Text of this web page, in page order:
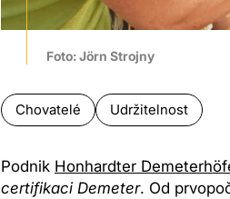
Foto: Jörn Strojny
Chovatelé Udržitelnost
Podnik Honhardter
certifikaci Demeter. Od